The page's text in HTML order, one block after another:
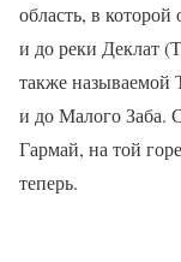
область, в которой
и до реки Деклат
также называе­мой
и до Малого Заба.
Гармай, на той
теперь.